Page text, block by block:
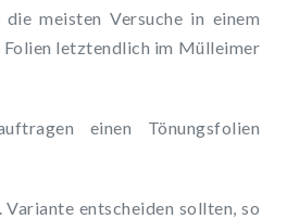
die meisten Versuche in einem
Folien letztendlich im Mülleimer
einen Tönungsfolien
Variante entscheiden sollten, so